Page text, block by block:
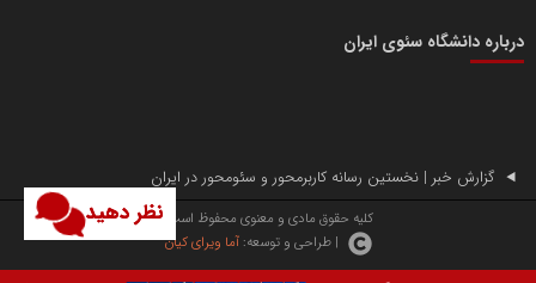
نظر دهید
انتشار گسترده محتوا در رسانه گزارش خبر
درباره دانشگاه سئوی ایران
گزارش خبر | نخستین رسانه کاربرمحور و سئومحور در ایران
کلیه حقوق مادی و معنوی محفوظ است.
| طراحی و توسعه: آما ویرای کیان